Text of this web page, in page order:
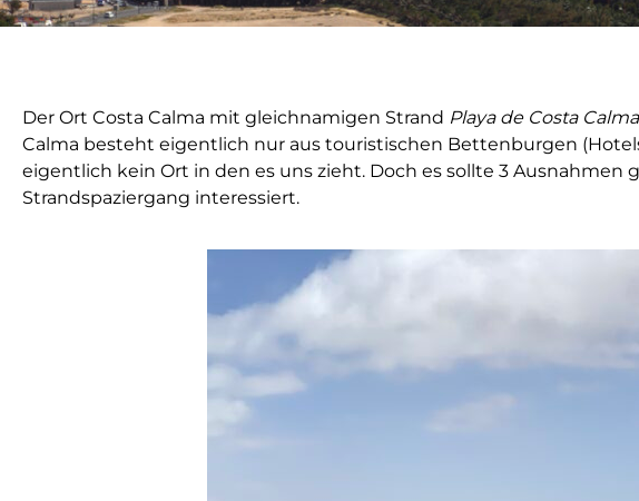
Der Ort Costa Calma mit gleichnamigen Strand Playa de Costa Calma
Calma besteht eigentlich nur aus touristischen Bettenburgen
eigentlich kein Ort in den es uns zieht. Doch es sollte 3
Strandspaziergang interessiert.